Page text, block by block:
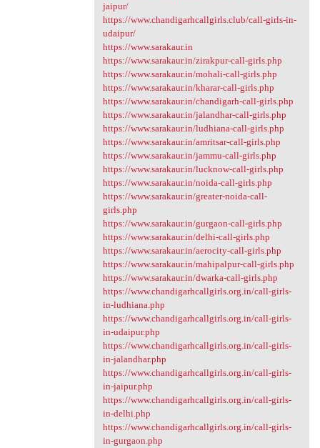
jaipur/
https://www.chandigarhcallgirls.club/call-girls-in-
udaipur/
https://www.sarakaur.in
https://www.sarakaur.in/zirakpur-call-girls.php
https://www.sarakaur.in/mohali-call-girls.php
https://www.sarakaur.in/kharar-call-girls.php
https://www.sarakaur.in/chandigarh-call-girls.php
https://www.sarakaur.in/jalandhar-call-girls.php
https://www.sarakaur.in/ludhiana-call-girls.php
https://www.sarakaur.in/amritsar-call-girls.php
https://www.sarakaur.in/jammu-call-girls.php
https://www.sarakaur.in/lucknow-call-girls.php
https://www.sarakaur.in/noida-call-girls.php
https://www.sarakaur.in/greater-noida-call-
girls.php
https://www.sarakaur.in/gurgaon-call-girls.php
https://www.sarakaur.in/delhi-call-girls.php
https://www.sarakaur.in/aerocity-call-girls.php
https://www.sarakaur.in/mahipalpur-call-girls.php
https://www.sarakaur.in/dwarka-call-girls.php
https://www.chandigarhcallgirls.org.in/call-girls-
in-ludhiana.php
https://www.chandigarhcallgirls.org.in/call-girls-
in-udaipur.php
https://www.chandigarhcallgirls.org.in/call-girls-
in-jalandhar.php
https://www.chandigarhcallgirls.org.in/call-girls-
in-jaipur.php
https://www.chandigarhcallgirls.org.in/call-girls-
in-delhi.php
https://www.chandigarhcallgirls.org.in/call-girls-
in-gurgaon.php